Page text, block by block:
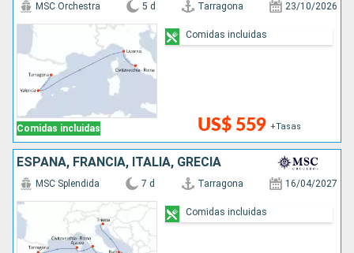
Comidas incluidas
MSC Orchestra 5 d Tarragona 23/10/2026
US$ 559 +Tasas
Comidas incluidas
ESPAÑA, FRANCIA, ITALIA, GRECIA
MSC Splendida 7 d Tarragona 16/04/2027
Comidas incluidas